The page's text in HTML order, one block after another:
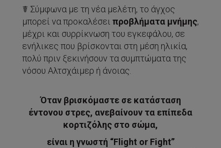
☤ Σύμφωνα με τη νέα μελέτη, το άγχος
μπορεί να προκαλέσει προβλήματα μνήμης,
μέχρι και συρρίκνωση του εγκεφάλου, σε
ενήλικες που βρίσκονται στη μέση ηλικία,
πολύ πριν ξεκινήσουν τα συμπτώματα της
νόσου Αλτσχάιμερ ή άνοιας.
Όταν βρισκόμαστε σε κατάσταση
έντονου στρες, ανεβαίνουν τα επίπεδα
κορτιζόλης στο σώμα,
είναι η γνωστή “Flight or Fight”